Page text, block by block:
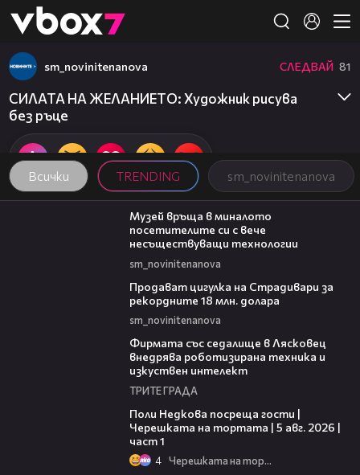
👾
Всички TRENDING sm_novinitenanova
sm_novinitenanova СЛЕДВАЙ 81
СИЛАТА НА ЖЕЛАНИЕТО: Художник рисува
без ръце
01:15
Музей връща в миналото
посетителите си с вече
несъществуващи технологии
sm_novinitenanova
Продават цигулка на Страдивари за
рекордните 18 млн. долара
sm_novinitenanova
Фирмата със седалище в Лясковец
внедрява роботизирана техника и
изкуствен интелект
ТРИТЕ ГРАДА
Поли Недкова посреща гости |
Черешката на тортата | 5 авг. 2026 |
част 1
4 Черешката на тортата